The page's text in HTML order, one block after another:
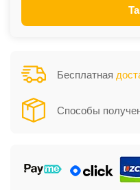
Бесплатная
Способы